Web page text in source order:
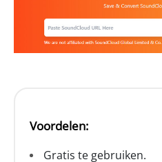
Voordelen:
Gratis te gebruiken.